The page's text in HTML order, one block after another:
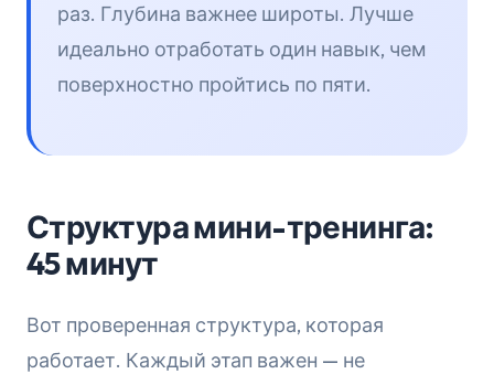
раз. Глубина важнее широты. Лучше
идеально отработать один навык, чем
поверхностно пройтись по пяти.
Структура мини-тренинга:
45 минут
Вот проверенная структура, которая
работает. Каждый этап важен — не